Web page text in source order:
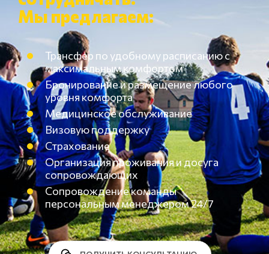
Мы предлагаем:
Трансфер по удобному расписанию с
максимальным комфортом
Бронирование и размещение любого
уровня комфорта
Медицинское обслуживание
Визовую поддержку
Страхование
Организация проживания и досуга
сопровождающих
Сопровождение команды
персональным менеджером 24/7